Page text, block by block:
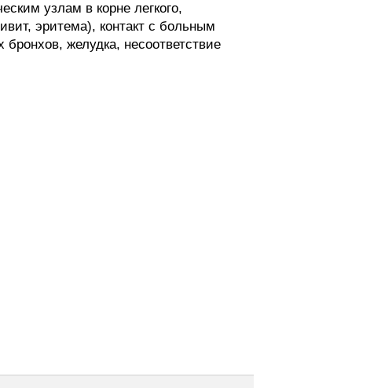
узлам в корне легкого,
эритема), контакт с больным
желудка, несоответствие